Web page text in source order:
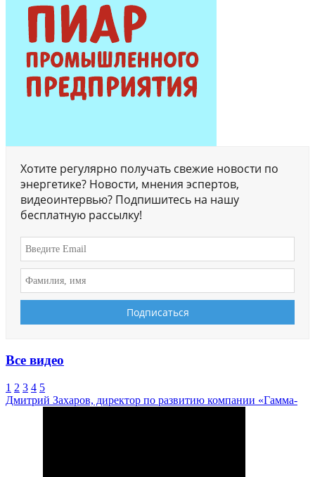
Хотите регулярно получать свежие новости по
энергетике? Новости, мнения эспертов,
видеоинтервью? Подпишитесь на нашу
бесплатную рассылку!
Все видео
1 2 3 4 5
Дмитрий Захаров, директор по развитию компании «Гамма-